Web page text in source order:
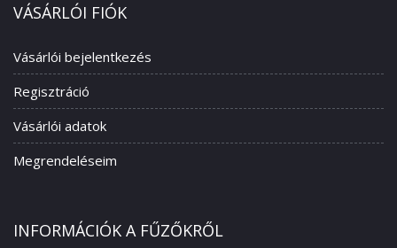
VÁSÁRLÓI FIÓK
Vásárlói bejelentkezés
Regisztráció
Vásárlói adatok
Megrendeléseim
INFORMÁCIÓK A FŰZŐKRŐL